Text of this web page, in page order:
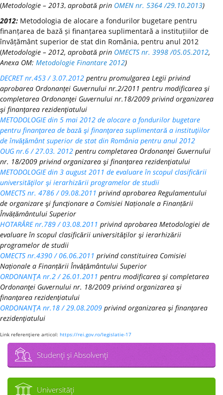
(Metodologie – 2013, aprobată prin OMEN nr. 5364 /29.10.2013)
2012: Metodologia de alocare a fondurilor bugetare pentru
finanțarea de bază și finanțarea suplimentară a instituțiilor de
învățământ superior de stat din România, pentru anul 2012
(Metodologie – 2012, aprobată prin OMECTS nr. 3998 /05.05.2012,
Anexa OM: Metodologie Finantare 2012)
DECRET nr.453 / 3.07.2012 pentru promulgarea Legii privind
aprobarea Ordonanţei Guvernului nr.2/2011 pentru modificarea şi
completarea Ordonanţei Guvernului nr.18/2009 privind organizarea
şi finanţarea rezidenţiatului
METODOLOGIE din 5 mai 2012 de alocare a fondurilor bugetare
pentru finanţarea de bază şi finanţarea suplimentară a instituţiilor
de învăţământ superior de stat din România pentru anul 2012
OUG nr.6 / 27.03. 2012 pentru completarea Ordonanţei Guvernului
nr. 18/2009 privind organizarea şi finanţarea rezidenţiatului
METODOLOGIE din 3 august 2011 de evaluare în scopul clasificării
universităţilor şi ierarhizării programelor de studii
OMECTS nr. 4786 / 09.08.2011 privind aprobarea Regulamentului
de organizare şi funcţionare a Comisiei Naționale a Finanțării
Învățământului Superior
HOTARÂRE nr.789 / 03.08.2011 privind aprobarea Metodologiei de
evaluare în scopul clasificării universităţilor şi ierarhizării
programelor de studii
OMECTS nr.4390 / 06.06.2011 privind constituirea Comisiei
Naționale a Finanțării Învățământului Superior
ORDONANŢA nr.2 / 26.01.2011 pentru modificarea şi completarea
Ordonanţei Guvernului nr. 18/2009 privind organizarea şi
finanţarea rezidenţiatului
ORDONANŢA nr.18 / 29.08.2009 privind organizarea şi finanţarea
rezidenţiatului
Link referenţiere articol: https://rei.gov.ro/legislatie-17
Studenţi şi Absolvenţi
Universităţi